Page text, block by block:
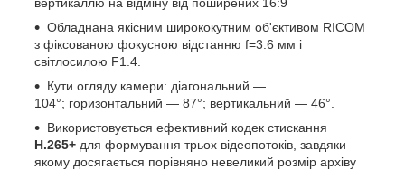
Обладнана якісним ширококутним об'єктивом RICOM
з фіксованою фокусною відстанню f=3.6 мм і
світлосилою F1.4.
Кути огляду камери: діагональний —
104°; горизонтальний — 87°; вертикальний — 46°.
Використовується ефективний кодек стискання
H.265+ для формування трьох відеопотоків, завдяки
якому досягається порівняно невеликий розмір архіву